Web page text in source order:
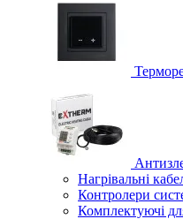
Нагрівальні
Контролери
Комплектуючі